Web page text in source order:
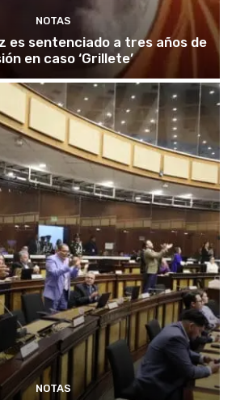
NOTAS
es sentenciado a tres años de
en caso ‘Grillete’
NOTAS